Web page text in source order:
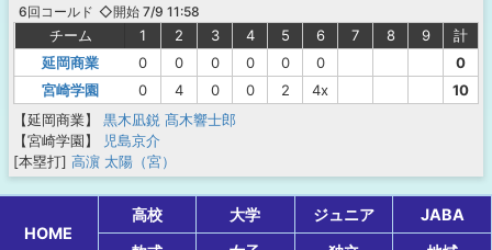
6回コールド ◇開始 7/9 11:58
チーム 1 2 3 4 5 6 7 8 9
計
延岡商業
0 0 0 0 0 0
0
宮崎学園
0 4 0 0 2 4x
10
【延岡商業】
黒木凪鋭 髙木響士郎
【宮崎学園】
児島京介
[本塁打] 高濵 太陽（宮）
HOME
高校 大学 ジュニア
JABA